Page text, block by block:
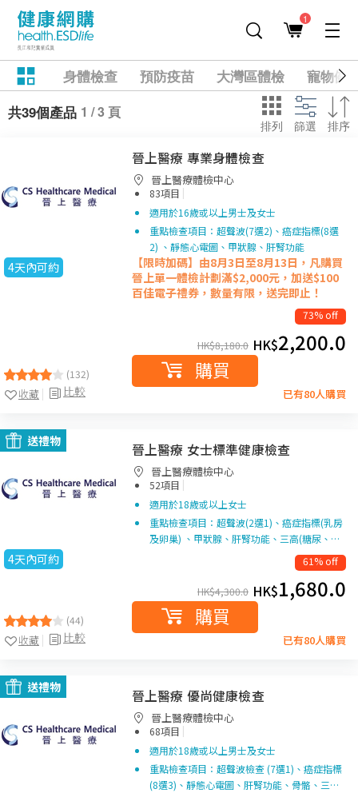
1
身體檢查 預防疫苗 大灣區體檢
寵物健
共39個產品 1 / 3 頁
排列 篩選 排序
4天內可約
(132)
比較
收藏
晉上醫療 專業身體檢查
晉上醫療體檢中心
83項目 |
適用於16歲或以上男士及女士
重點檢查項目：超聲波(7選2)、癌症指標(8選
2) 、靜態心電圖、甲狀腺、肝腎功能
【限時加碼】由8月3日至8月13日，凡購買
晉上單一體檢計劃滿$2,000元，加送$100
百佳電子禮券，數量有限，送完即止！
73% off
HK$8,180.0 HK$2,200.0
購買
已有80人購買
送禮物
4天內可約
(44)
比較
收藏
晉上醫療 女士標準健康檢查
晉上醫療體檢中心
52項目 |
適用於18歲或以上女士
重點檢查項目：超聲波(2選1)、癌症指標(乳房
及卵巢) 、甲狀腺、肝腎功能、三高(糖尿、…
61% off
HK$4,300.0 HK$1,680.0
購買
已有80人購買
送禮物 晉上醫療 優尚健康檢查
晉上醫療體檢中心
68項目 |
適用於18歲或以上男士及女士
重點檢查項目：超聲波檢查 (7選1)、癌症指標
(8選3)、靜態心電圖、肝腎功能、骨骼、三…